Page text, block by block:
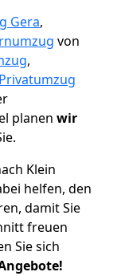
Gera,
von
,
Privatumzug
planen wir
Klein
helfen, den
damit Sie
freuen
Sie sich